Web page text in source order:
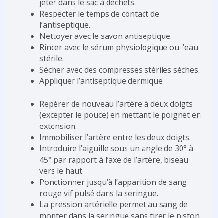
jeter dans le sac à déchets.
Respecter le temps de contact de
l’antiseptique.
Nettoyer avec le savon antiseptique.
Rincer avec le sérum physiologique ou l’eau
stérile.
Sécher avec des compresses stériles sèches.
Appliquer l’antiseptique dermique.
Repérer de nouveau l’artère à deux doigts
(excepter le pouce) en mettant le poignet en
extension.
Immobiliser l’artère entre les deux doigts.
Introduire l’aiguille sous un angle de 30° à
45° par rapport à l’axe de l’artère, biseau
vers le haut.
Ponctionner jusqu’à l’apparition de sang
rouge vif pulsé dans la seringue.
La pression artérielle permet au sang de
monter dans la seringue sans tirer le piston.